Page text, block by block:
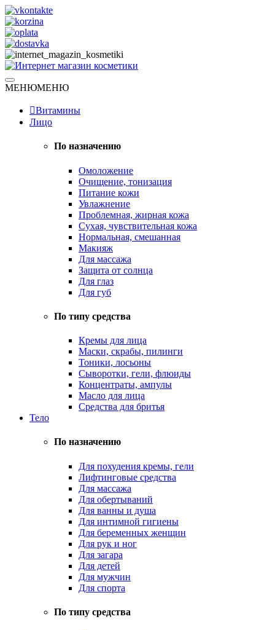
Skip
to
content
Интернет магазин косметики
Натуральная косметика
МЕНЮМЕНЮ
Витамины
Лицо
По назначению
Омоложение
Очищение, тонизация
Питание кожи
Увлажнение
Проблемная, жирная кожа
Сухая, чувствительная кожа
Нормальная, смешанная
Макияж
Для массажа
Защита от солнца
Для глаз
Для губ
По типу средства
Кремы для лица
Маски, скрабы, пилинги
Тоники, лосьоны
Сыворотки, гели, флюиды
Концентраты, ампулы
Масло для лица
Средства для бритья
Тело
По назначению
Для похудения кремы, гели
Лифтинговые средства
Для массажа
Для обертываний
Для ванны и душа
Для интимной гигиены
Для беременных женщин
Для рук и ног
Для загара
Для детей
Для мужчин
Для спорта
По типу средства